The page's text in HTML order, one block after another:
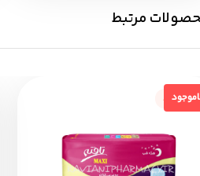
مرتبط
ناموجود